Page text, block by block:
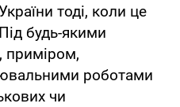
тоді, коли це
будь-якими
приміром,
роботами
чи